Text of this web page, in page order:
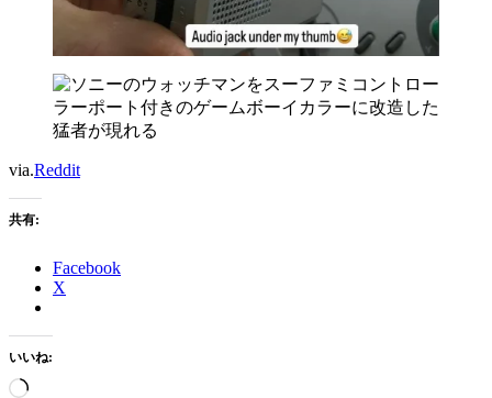
via.Reddit
共有:
Facebook
X
いいね:
読